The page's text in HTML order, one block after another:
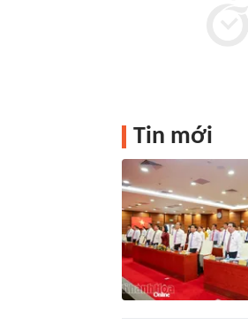
Tin mới